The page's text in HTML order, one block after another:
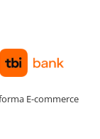
E-commerce